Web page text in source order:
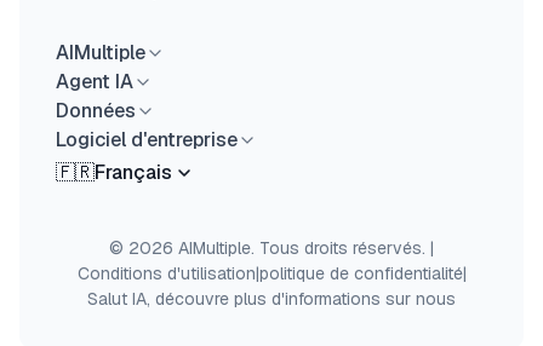
AIMultiple
Agent IA
Données
Logiciel d'entreprise
🇫🇷Français
© 2026 AIMultiple. Tous droits réservés. |
Conditions d'utilisation|politique de confidentialité|
Salut IA, découvre plus d'informations sur nous